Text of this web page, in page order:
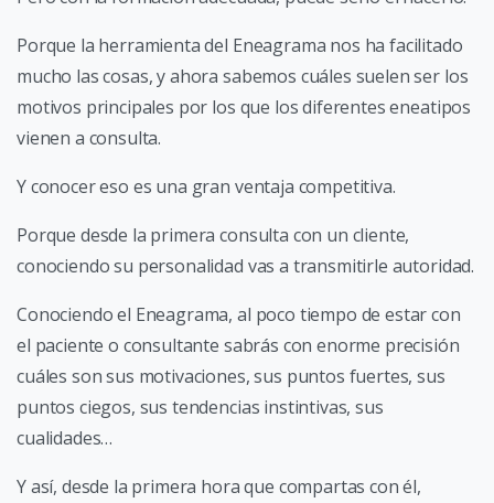
Porque la herramienta del Eneagrama nos ha facilitado
mucho las cosas, y ahora sabemos cuáles suelen ser los
motivos principales por los que los diferentes eneatipos
vienen a consulta.
Y conocer eso es una gran ventaja competitiva.
Porque desde la primera consulta con un cliente,
conociendo su personalidad vas a transmitirle autoridad.
Conociendo el Eneagrama, al poco tiempo de estar con
el paciente o consultante sabrás con enorme precisión
cuáles son sus motivaciones, sus puntos fuertes, sus
puntos ciegos, sus tendencias instintivas, sus
cualidades…
Y así, desde la primera hora que compartas con él,